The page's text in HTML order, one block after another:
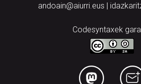
andoain@aiurri.eus |
Codesyntaxek